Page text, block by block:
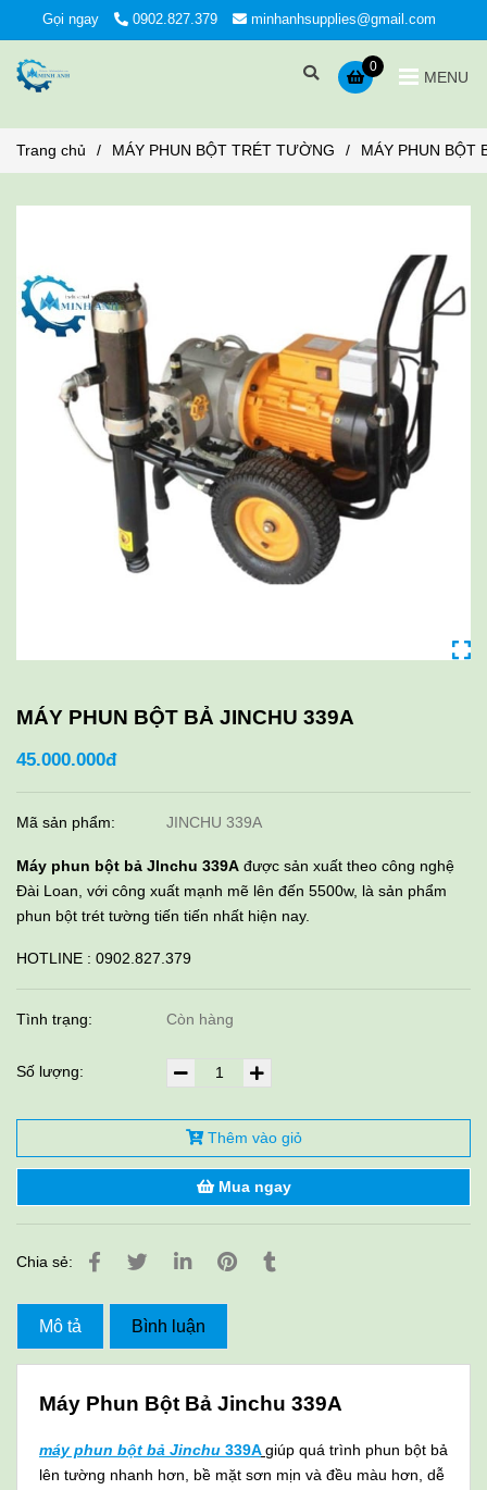
Gọi ngay 0902.827.379 minhanhsupplies@gmail.com
0
MENU
Trang chủ / MÁY PHUN BỘT TRÉT TƯỜNG / MÁY PHUN BỘT
MÁY PHUN BỘT BẢ JINCHU 339A
45.000.000đ
Mã sản phẩm: JINCHU 339A
Máy phun bột bả JInchu 339A được sản xuất theo công nghệ
Đài Loan, với công xuất mạnh mẽ lên đến 5500w, là sản phẩm
phun bột trét tường tiến tiến nhất hiện nay.
HOTLINE : 0902.827.379
Tình trạng: Còn hàng
Số lượng:
Thêm vào giỏ
Mua ngay
Chia sẻ:
Mô tả Bình luận
Máy Phun Bột Bả Jinchu 339A
máy phun bột bả Jinchu 339A giúp quá trình phun bột bả
lên tường nhanh hơn, bề mặt sơn mịn và đều màu hơn, dễ